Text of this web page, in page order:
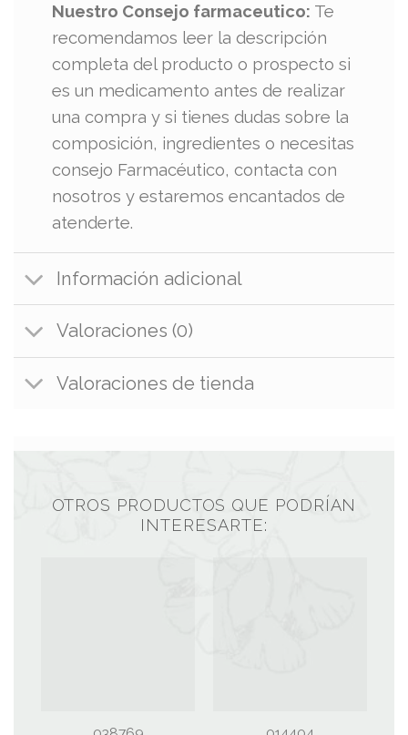
Nuestro Consejo farmaceutico: Te
recomendamos leer la descripción
completa del producto o prospecto si
es un medicamento antes de realizar
una compra y si tienes dudas sobre la
composición, ingredientes o necesitas
consejo Farmacéutico, contacta con
nosotros y estaremos encantados de
atenderte.
Información adicional
Valoraciones (0)
Valoraciones de tienda
OTROS PRODUCTOS QUE PODRÍAN
INTERESARTE: